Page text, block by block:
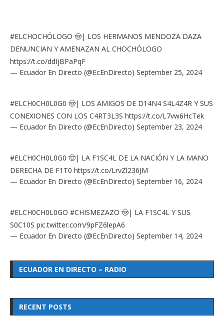
#ELCHOCHÓLOGO 🤠| LOS HERMANOS MENDOZA DAZA
DENUNCIAN Y AMENAZAN AL CHOCHÓLOGO
https://t.co/ddIjBPaPqF
— Ecuador En Directo (@EcEnDirecto) September 25, 2024
#ELCH0CH0L0G0 🤠| LOS AMIGOS DE D14N4 S4L4Z4R Y SUS
CONEXIONES CON LOS C4RT3L3S https://t.co/L7vw6HcTek
— Ecuador En Directo (@EcEnDirecto) September 23, 2024
#ELCH0CH0L0G0 🤠| LA F1SC4L DE LA NACIÓN Y LA MANO
DERECHA DE F1T0 https://t.co/LrvZl236JM
— Ecuador En Directo (@EcEnDirecto) September 16, 2024
#ELCH0CH0L0GO #CHISMEZAZO 🤠| LA F1SC4L Y SUS
S0C10S pic.twitter.com/9pFZ6lepA6
— Ecuador En Directo (@EcEnDirecto) September 14, 2024
ECUADOR EN DIRECTO – RADIO
RECENT POSTS